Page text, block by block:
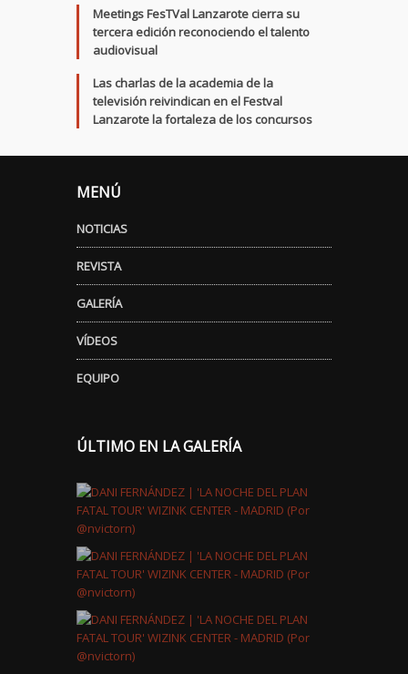
Meetings FesTVal Lanzarote cierra su
tercera edición reconociendo el talento
audiovisual
Las charlas de la academia de la
televisión reivindican en el Festval
Lanzarote la fortaleza de los concursos
MENÚ
NOTICIAS
REVISTA
GALERÍA
VÍDEOS
EQUIPO
ÚLTIMO EN LA GALERÍA